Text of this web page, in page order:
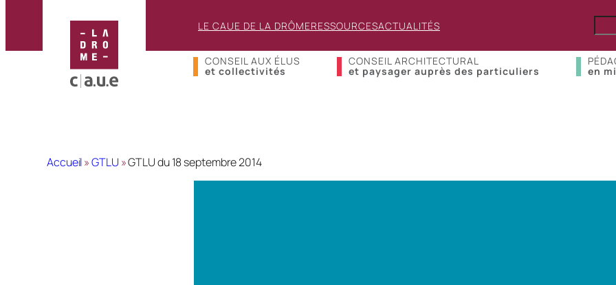
LE CAUE DE LA DRÔMERESSOURCESACTUALITÉS
CONSEIL AUX ÉLUS
et collectivités
CONSEIL ARCHITECTURAL
et paysager auprès des particuliers en
Accueil»GTLU »GTLU du 18 septembre 2014